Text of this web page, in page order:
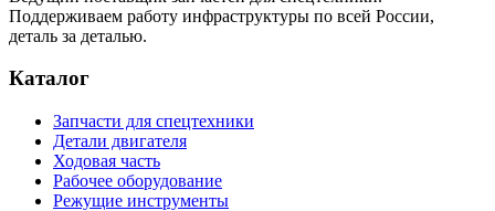
Поддерживаем работу инфраструктуры по всей России,
деталь за деталью.
Каталог
Запчасти для спецтехники
Детали двигателя
Ходовая часть
Рабочее оборудование
Режущие инструменты